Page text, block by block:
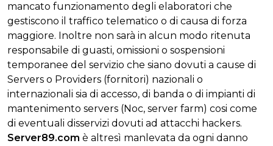
mancato funzionamento degli elaboratori che
gestiscono il traffico telematico o di causa di forza
maggiore. Inoltre non sarà in alcun modo ritenuta
responsabile di guasti, omissioni o sospensioni
temporanee del servizio che siano dovuti a cause di
Servers o Providers (fornitori) nazionali o
internazionali sia di accesso, di banda o di impianti di
mantenimento servers (Noc, server farm) cosi come
di eventuali disservizi dovuti ad attacchi hackers.
Server89.com è altresì manlevata da ogni danno